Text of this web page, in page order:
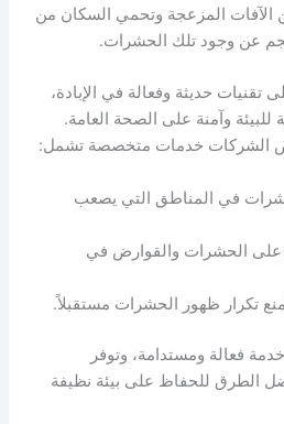
الآفات المزعجة وتحمي السكان من
عن وجود تلك الحشرات.
تقنيات حديثة وفعالة في الإبادة،
وآمنة على الصحة العامة.
الشركات خدمات متخصصة تشمل:
في المناطق التي يصعب
على الحشرات والقوارض في
تكرار ظهور الحشرات مستقبلاً.
فعالة ومستدامة، وتوفر
الطرق للحفاظ على بيئة نظيفة